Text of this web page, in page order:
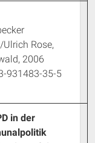
Rose,
2006
931483-35-5
in der